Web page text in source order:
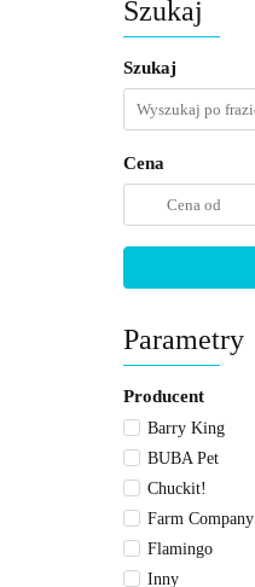
Szukaj
Szukaj
Cena
Parametry
Producent
Barry King
BUBA Pet
Chuckit!
Farm Company
Flamingo
Inny